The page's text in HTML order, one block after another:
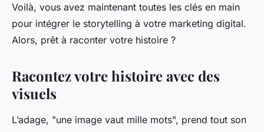
Voilà, vous avez maintenant toutes les clés en main
pour intégrer le storytelling à votre marketing digital.
Alors, prêt à raconter votre histoire ?
Racontez votre histoire avec des
visuels
L’adage, "une image vaut mille mots", prend tout son